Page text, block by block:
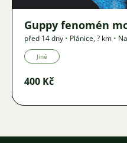
Guppy fenomén
před 14 dny • Plánice,? km •
Jiné
400 Kč